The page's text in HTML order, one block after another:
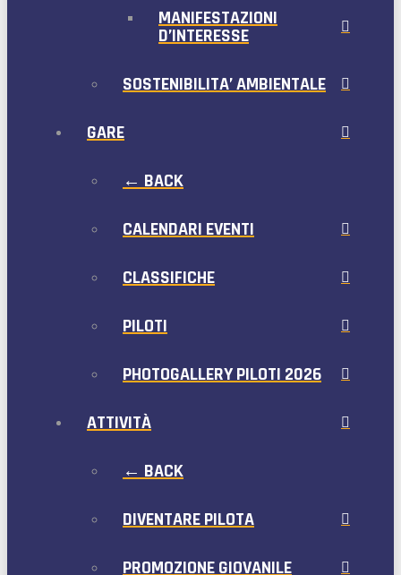
MANIFESTAZIONI
D’INTERESSE
SOSTENIBILITA’ AMBIENTALE
GARE
← BACK
CALENDARI EVENTI
CLASSIFICHE
PILOTI
PHOTOGALLERY PILOTI 2026
ATTIVITÀ
← BACK
DIVENTARE PILOTA
PROMOZIONE GIOVANILE